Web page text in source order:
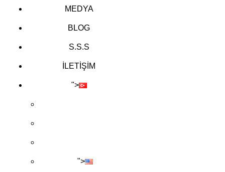
MEDYA
BLOG
S.S.S
İLETİŞİM
">
">